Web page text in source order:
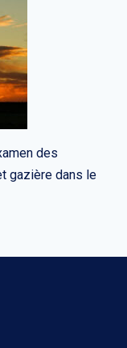
des
gazière dans le